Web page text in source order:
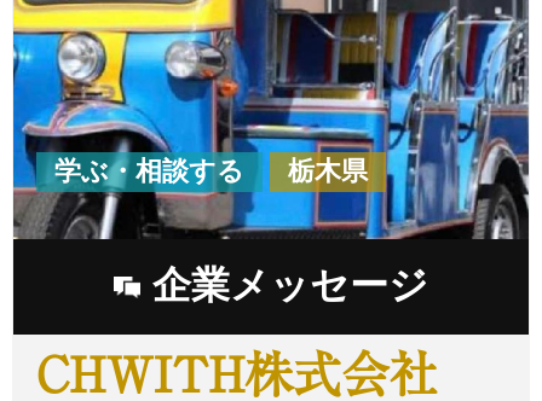
企業メッセージ
学ぶ・相談する 栃木県
CHWITH株式会社